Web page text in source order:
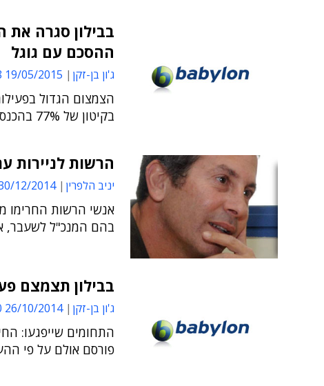
בבילון סגרה את
ההסכם עם גוגל
ג'ון בן-זקן 19/05/2015 11:58
הצמצום הגדול
בקיטון של 77% בהכנסות ושל 56% ברווח הנקי
הרשות לניירות
יניב הלפרין 12/2014 13:21
אנשי הרשות החרימו
בהם המנכ"ל לשעבר,
בבילון תצמצם
ג'ון בן-זקן 26/10/2014 15:50
התחומים שייפגעו:
פורסם אולם על פי